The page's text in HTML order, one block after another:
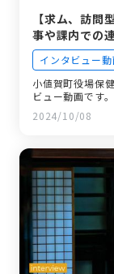
【求ム、訪問
事や課内での
インタビュー
小値賀町役場保
ビュー動画です
2024/10/08